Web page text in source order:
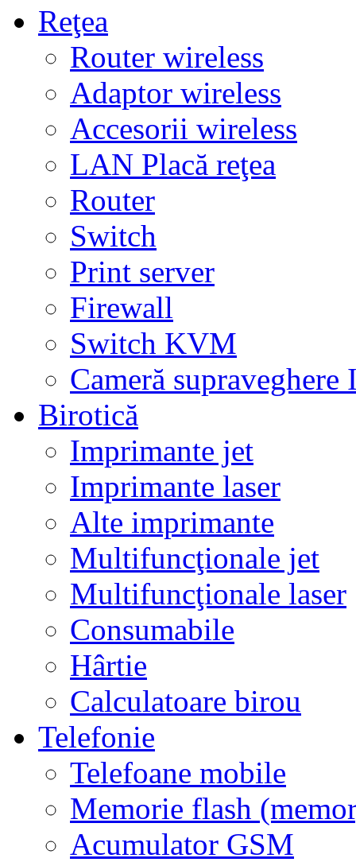
Reţea
Router wireless
Adaptor wireless
Accesorii wireless
LAN Placă reţea
Router
Switch
Print server
Firewall
Switch KVM
Cameră supraveghere
Birotică
Imprimante jet
Imprimante laser
Alte imprimante
Multifuncţionale jet
Multifuncţionale laser
Consumabile
Hârtie
Calculatoare birou
Telefonie
Telefoane mobile
Memorie flash
Acumulator GSM